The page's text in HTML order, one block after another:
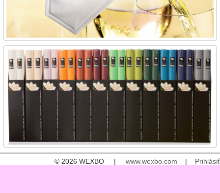
© 2026 WEXBO | www.wexbo.com | Prihlásiť